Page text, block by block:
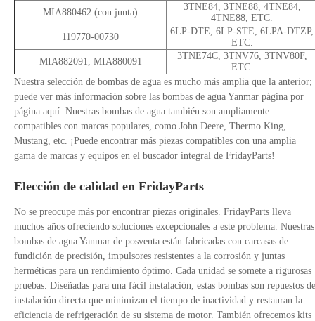
MIA880462 (con junta)
3TNE84, 3TNE88, 4TNE84,
4TNE88, ETC.
119770-00730
6LP-DTE, 6LP-STE, 6LPA-DTZP,
ETC.
MIA882091, MIA880091
3TNE74C, 3TNV76, 3TNV80F,
ETC.
Nuestra selección de bombas de agua es mucho más amplia que la anterior;
puede ver más información sobre las bombas de agua Yanmar página por
página aquí. Nuestras bombas de agua también son ampliamente
compatibles con marcas populares, como John Deere, Thermo King,
Mustang, etc. ¡Puede encontrar más piezas compatibles con una amplia
gama de marcas y equipos en el buscador integral de FridayParts!
Elección de calidad en FridayParts
No se preocupe más por encontrar piezas originales. FridayParts lleva
muchos años ofreciendo soluciones excepcionales a este problema. Nuestras
bombas de agua Yanmar de posventa están fabricadas con carcasas de
fundición de precisión, impulsores resistentes a la corrosión y juntas
herméticas para un rendimiento óptimo. Cada unidad se somete a rigurosas
pruebas. Diseñadas para una fácil instalación, estas bombas son repuestos de
instalación directa que minimizan el tiempo de inactividad y restauran la
eficiencia de refrigeración de su sistema de motor. También ofrecemos kits